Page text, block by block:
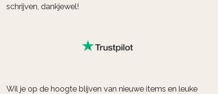
schrijven, dankjewel!
Wil je op de hoogte blijven van nieuwe items en leuke